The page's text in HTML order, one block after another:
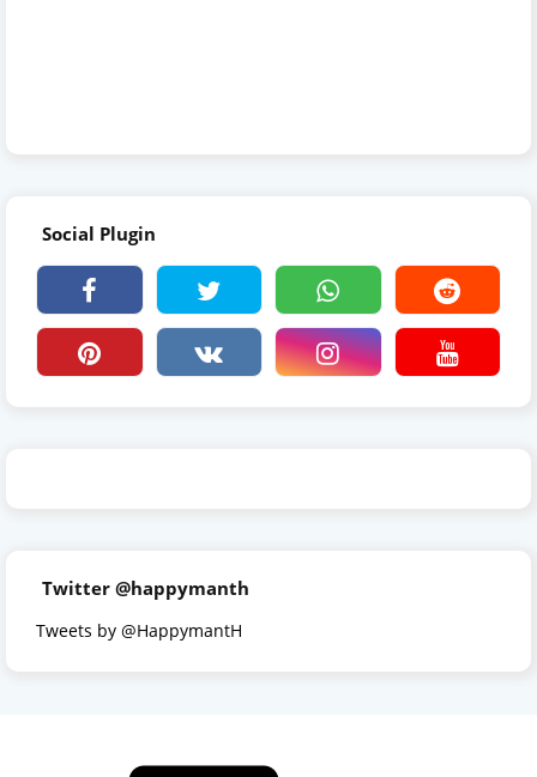
Social Plugin
Twitter @happymanth
Tweets by @HappymantH